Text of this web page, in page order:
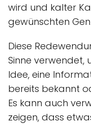
wird und kalter
gewünschten
Diese
Sinne verwendet,
Idee, eine
bereits bekannt
Es kann auch
zeigen, dass